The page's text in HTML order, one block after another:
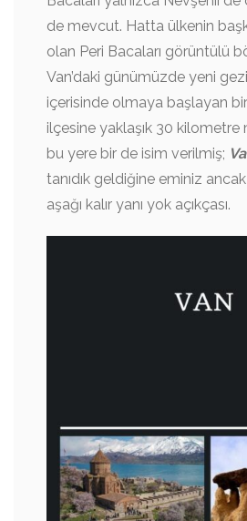
de mevcut. Hatta ülkenin
olan Peri Bacaları görüntülü
Van’daki günümüzde yeni
içerisinde olmaya başlayan
ilçesine yaklaşık 30
bu yere bir de isim verilmiş;
tanıdık geldiğine eminiz
aşağı kalır yanı yok açıkçası.